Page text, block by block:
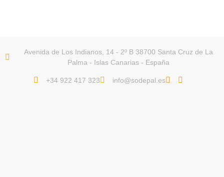
Avenida de Los Indianos, 14 - 2º B 38700 Santa Cruz de La
Palma - Islas Canarias - España
+34 922 417 323 info@sodepal.es